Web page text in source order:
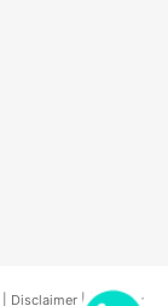
Disclaimer | |Privacy